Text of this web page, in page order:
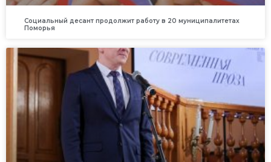
Социальный десант продолжит работу в 20 муниципалитетах
Поморья